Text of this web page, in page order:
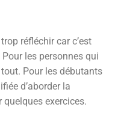
réfléchir car c’est
les personnes qui
Pour les débutants
d’aborder la
exercices.